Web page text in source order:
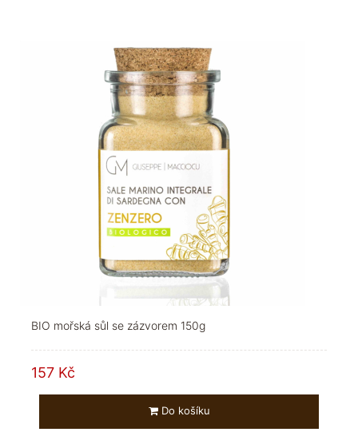
BIO mořská sůl se zázvorem 150g
157 Kč
Do košíku